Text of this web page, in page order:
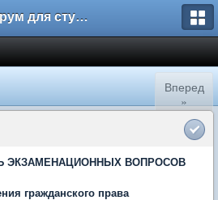
Форум для студента СГА
Вперед
»
ЭКЗАМЕНАЦИОННЫХ ВОПРОСОВ
гражданского права